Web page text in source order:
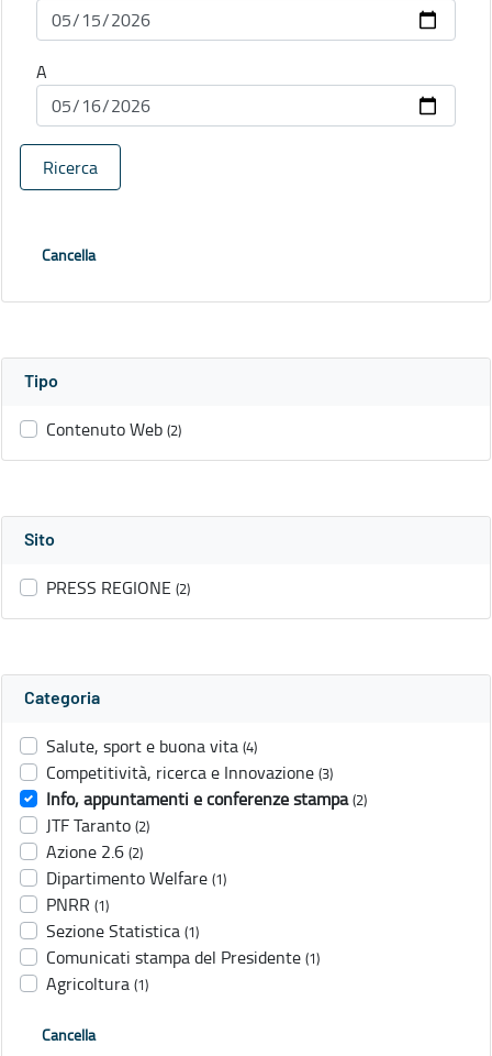
A
Ricerca
Cancella
Tipo
Contenuto Web (2)
Sito
PRESS REGIONE (2)
Categoria
Salute, sport e buona vita (4)
Competitività, ricerca e Innovazione (3)
Info, appuntamenti e conferenze stampa (2)
JTF Taranto (2)
Azione 2.6 (2)
Dipartimento Welfare (1)
PNRR (1)
Sezione Statistica (1)
Comunicati stampa del Presidente (1)
Agricoltura (1)
Cancella